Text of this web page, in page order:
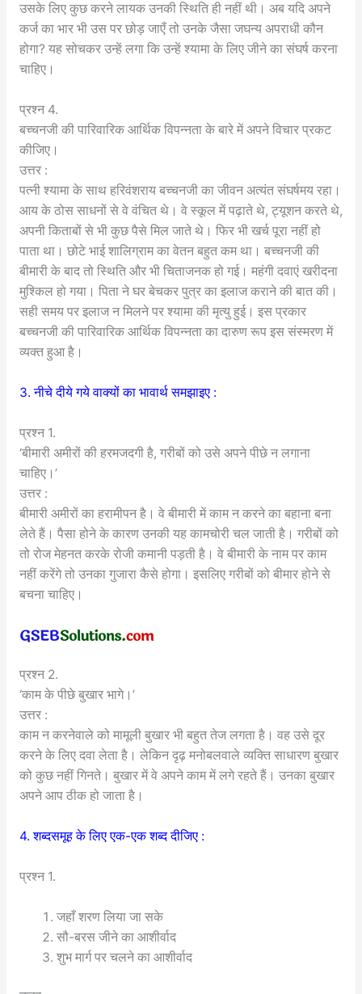
उसके लिए कुछ करने लायक उनकी स्थिति ही नहीं थी। अब यदि अपने
कर्ज का भार भी उस पर छोड़ जाएँ तो उनके जैसा जघन्य अपराधी कौन
होगा? यह सोचकर उन्हें लगा कि उन्हें श्यामा के लिए जीने का संघर्ष करना
चाहिए।
प्रश्न 4.
बच्चनजी की पारिवारिक आर्थिक विपन्नता के बारे में अपने विचार प्रकट
कीजिए।
उत्तर :
पत्नी श्यामा के साथ हरिवंशराय बच्चनजी का जीवन अत्यंत संघर्षमय रहा।
आय के ठोस साधनों से वे वंचित थे। वे स्कूल में पढ़ाते थे, ट्यूशन करते थे,
अपनी किताबों से भी कुछ पैसे मिल जाते थे। फिर भी खर्च पूरा नहीं हो
पाता था। छोटे भाई शालिग्राम का वेतन बहुत कम था। बच्चनजी की
बीमारी के बाद तो स्थिति और भी चिताजनक हो गई। महंगी दवाएं खरीदना
मुश्किल हो गया। पिता ने घर बेचकर पुत्र का इलाज कराने की बात की।
सही समय पर इलाज न मिलने पर श्यामा की मृत्यु हुई। इस प्रकार
बच्चनजी की पारिवारिक आर्थिक विपन्नता का दारुण रूप इस संस्मरण में
व्यक्त हुआ है।
3. नीचे दीये गये वाक्यों का भावार्थ समझाइए :
प्रश्न 1.
‘बीमारी अमीरों की हरमजदगी है, गरीबों को उसे अपने पीछे न लगाना
चाहिए।’
उत्तर :
बीमारी अमीरों का हरामीपन है। वे बीमारी में काम न करने का बहाना बना
लेते हैं। पैसा होने के कारण उनकी यह कामचोरी चल जाती है। गरीबों को
तो रोज मेहनत करके रोजी कमानी पड़ती है। वे बीमारी के नाम पर काम
नहीं करेंगे तो उनका गुजारा कैसे होगा। इसलिए गरीबों को बीमार होने से
बचना चाहिए।
प्रश्न 2.
‘काम के पीछे बुखार भागे।’
उत्तर :
काम न करनेवाले को मामूली बुखार भी बहुत तेज लगता है। वह उसे दूर
करने के लिए दवा लेता है। लेकिन दृढ़ मनोबलवाले व्यक्ति साधारण बुखार
को कुछ नहीं गिनते। बुखार में वे अपने काम में लगे रहते हैं। उनका बुखार
अपने आप ठीक हो जाता है।
4. शब्दसमूह के लिए एक-एक शब्द दीजिए :
प्रश्न 1.
जहाँ शरण लिया जा सके
सौ-बरस जीने का आशीर्वाद
शुभ मार्ग पर चलने का आशीर्वाद